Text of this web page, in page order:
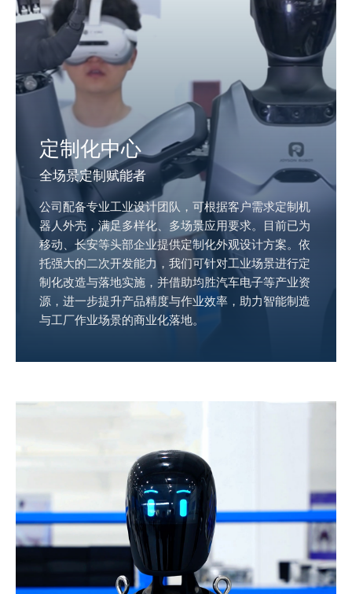
定制化中心
全场景定制赋能者
公司配备专业工业设计团队，可根据客户需求定制机
器人外壳，满足多样化、多场景应用要求。目前已为
移动、长安等头部企业提供定制化外观设计方案。依
托强大的二次开发能力，我们可针对工业场景进行定
制化改造与落地实施，并借助均胜汽车电子等产业资
源，进一步提升产品精度与作业效率，助力智能制造
与工厂作业场景的商业化落地。